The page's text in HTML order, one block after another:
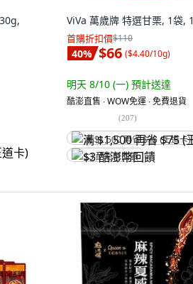
ViVa 萬歲牌 特選甘栗, 1袋,
首購折扣價$110
40% $66 ($4.40/10g)
明天 8/10 (一) 預計送達
酷澎直售 ∙ WOW免運 ∙ 免費退貨
(207)
满 $1,500 再省 $75 (王道卡)
$3 酷澎幣回饋